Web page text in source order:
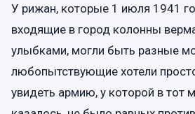
У рижан, которые 1 июля 1941
входящие в город колонны
улыбками, могли быть разные
любопытствующие хотели
увидеть армию, у которой в тот